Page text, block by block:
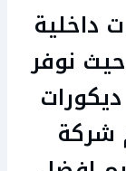
داخلية
في الرياض 0551559180 حيث نوفر
شركة